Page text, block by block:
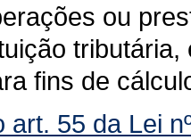
ou
fins de
art. 55 da Lei